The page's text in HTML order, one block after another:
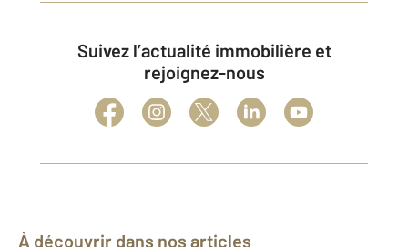
Suivez l’actualité immobilière et
rejoignez-nous
À découvrir dans nos articles